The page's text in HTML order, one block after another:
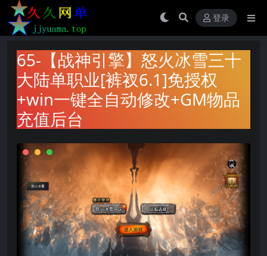
登录
65-【战神引擎】怒火冰雪三十
大陆单职业[裤衩6.1]免授权
+win一键全自动修改+GM物品
充值后台